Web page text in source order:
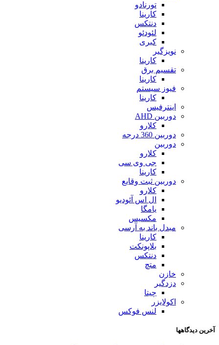
تورنادو
کارینا
دنتکس
لئودئو
کبری
نویزگیر
کارینا
تقسیم برق
کارینا
فیوز سیستم
کارینا
اینترفیس
دوربین AHD
کلارو
دوربین 360 درجه
دوربین
کلارو
جی وی سی
کارینا
دوربین ثبت وقایع
کلارو
ال اس آئودیو
یامگا
مکسیس
مبدل باند به آرسی
کارینا
بلاپونکت
دنتکس
متچ
خازن
دزدگیر
چیتا
اکولایزر
لنس فوکس
آخرین دیدگاهها